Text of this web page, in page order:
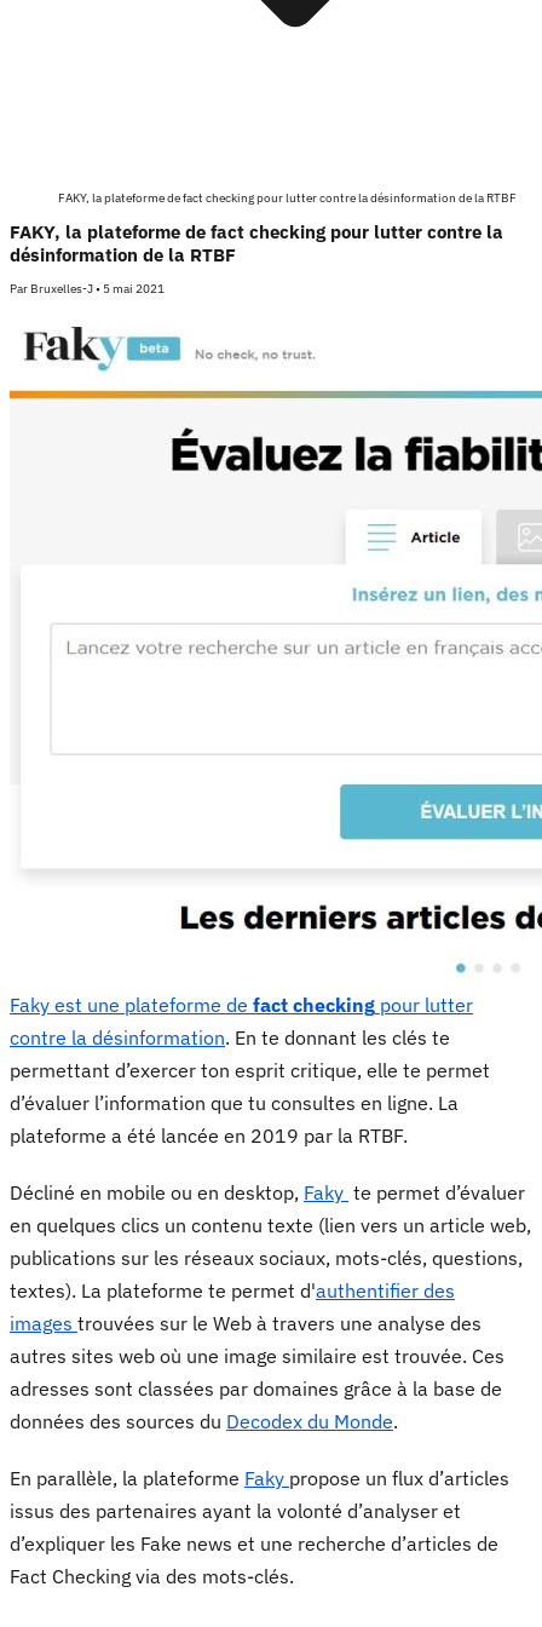
FAKY, la plateforme de fact checking pour lutter contre la désinformation de la RTBF
FAKY, la plateforme de fact checking pour lutter contre la
désinformation de la RTBF
Par Bruxelles-J• 5 mai 2021
Faky est une plateforme de fact checking pour lutter
contre la désinformation. En te donnant les clés te
permettant d’exercer ton esprit critique, elle te permet
d’évaluer l’information que tu consultes en ligne. La
plateforme a été lancée en 2019 par la RTBF.
Décliné en mobile ou en desktop, Faky te permet d’évaluer
en quelques clics un contenu texte (lien vers un article web,
publications sur les réseaux sociaux, mots-clés, questions,
textes). La plateforme te permet d'authentifier des
images trouvées sur le Web à travers une analyse des
autres sites web où une image similaire est trouvée. Ces
adresses sont classées par domaines grâce à la base de
données des sources du Decodex du Monde.
En parallèle, la plateforme Faky propose un flux d’articles
issus des partenaires ayant la volonté d’analyser et
d’expliquer les Fake news et une recherche d’articles de
Fact Checking via des mots-clés.